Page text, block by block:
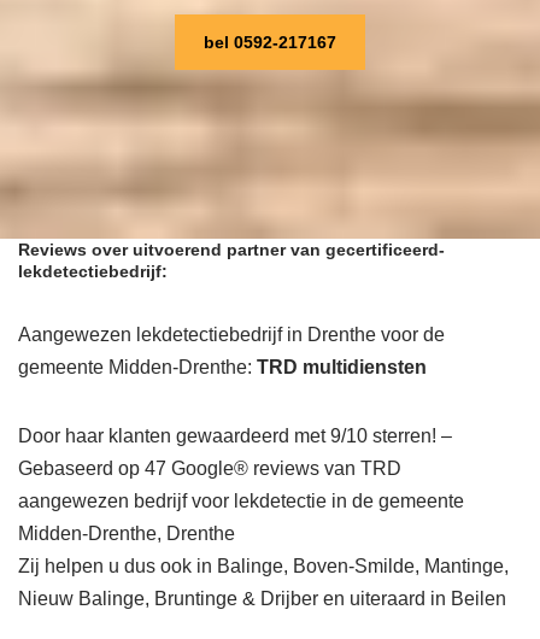
bel 0592-217167
Reviews over uitvoerend partner van gecertificeerd-
lekdetectiebedrijf:
Aangewezen lekdetectiebedrijf in Drenthe voor de
gemeente Midden-Drenthe: TRD multidiensten
Door haar klanten gewaardeerd met 9/10 sterren! –
Gebaseerd op 47 Google® reviews van TRD
aangewezen bedrijf voor lekdetectie in de gemeente
Midden-Drenthe, Drenthe
Zij helpen u dus ook in Balinge, Boven-Smilde, Mantinge,
Nieuw Balinge, Bruntinge & Drijber en uiteraard in Beilen